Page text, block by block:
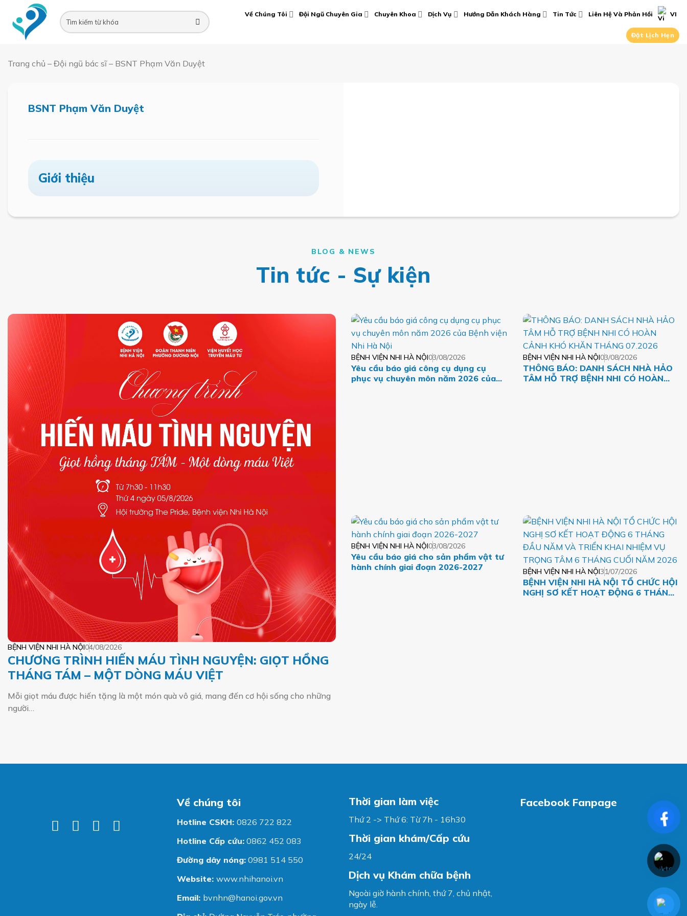
content
Về Chúng Tôi Đội Ngũ Chuyên Gia Chuyên Khoa Dịch Vụ Hướng Dẫn Khách Hàng Tin Tức Liên Hệ Và Phản Hồi VI
Đặt Lịch Hẹn
Trang chủ – Đội ngũ bác sĩ– BSNT Phạm Văn Duyệt
Đặt
BSNT Phạm Văn Duyệt
Giới thiệu
BLOG & NEWS
Tin tức - Sự kiện
BỆNH VIỆN NHI HÀ NỘI04/08/2026
CHƯƠNG TRÌNH HIẾN MÁU TÌNH NGUYỆN: GIỌT HỒNG
THÁNG TÁM – MỘT DÒNG MÁU VIỆT
Mỗi giọt máu được hiến tặng là một món quà vô giá, mang đến cơ hội sống cho những
người…
BỆNH VIỆN NHI HÀ NỘI03/08/2026
Yêu cầu báo giá công cụ dụng cụ
phục vụ chuyên môn năm 2026 của
BỆNH VIỆN NHI HÀ NỘI03/08/2026
THÔNG BÁO: DANH SÁCH NHÀ HẢO
TÂM HỖ TRỢ BỆNH NHI CÓ HOÀN
BỆNH VIỆN NHI HÀ NỘI03/08/2026
Yêu cầu báo giá cho sản phẩm vật tư
hành chính giai đoạn 2026-2027
BỆNH VIỆN NHI HÀ NỘI31/07/2026
BỆNH VIỆN NHI HÀ NỘI TỔ CHỨC HỘI
NGHỊ SƠ KẾT HOẠT ĐỘNG 6 THÁNG
Về chúng tôi
Hotline CSKH: 0826 722 822
Hotline Cấp cứu: 0862 452 083
Đường dây nóng: 0981 514 550
Website: www.nhihanoi.vn
Email: bvnhn@hanoi.gov.vn
Thời gian làm việc
Thứ 2 -> Thứ 6: Từ 7h - 16h30
Thời gian khám/Cấp cứu
24/24
Dịch vụ Khám chữa bệnh
Ngoài giờ hành chính, thứ 7, chủ nhật,
ngày lễ.
Facebook Fanpage